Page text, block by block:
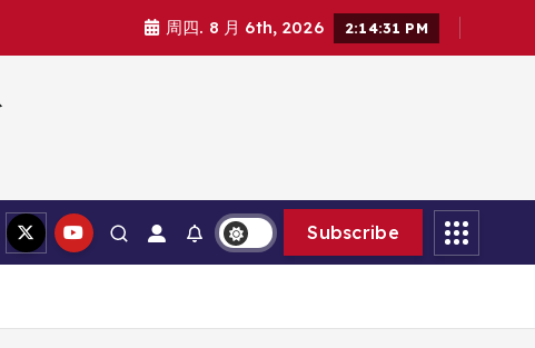
周四. 8 月 6th, 2026 2:14:32 PM
Subscribe